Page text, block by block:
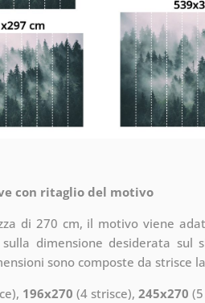
con ritaglio del motivo
di 270 cm, il motivo viene
dimensione desiderata sul
sono composte da strisce
196x270 (4 strisce), 245x270